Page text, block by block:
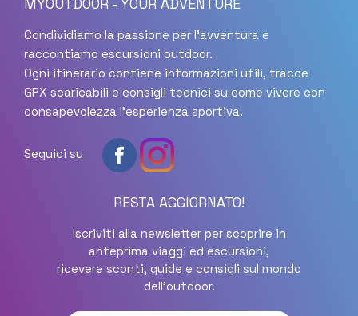
MYOUTDOOR - YOUR ADVENTURE
Condividiamo la passione per l'avventura e
raccontiamo escursioni outdoor.
Ogni itinerario contiene informazioni utili, tracce
GPX scaricabili e consigli tecnici su come vivere con
consapevolezza l'esperienza sportiva.
Seguici su
RESTA AGGIORNATO!
Iscriviti alla newsletter per scoprire in
anteprima viaggi ed escursioni,
ricevere sconti, guide e consigli sul mondo
dell'outdoor.